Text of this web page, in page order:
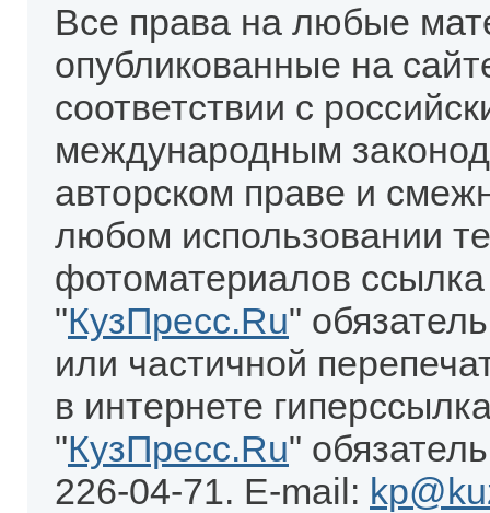
Все права на любые
опубликованные на
соответствии с
международным
авторском праве и
любом использовании
фотоматериалов
"КузПресс.Ru"
или частичной
в интернете
"КузПресс.Ru"
226-04-71. E-mail: